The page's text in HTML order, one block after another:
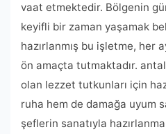
vaat etmektedir. Bölgenin
keyifli bir zaman yaşamak
hazırlanmış bu işletme, her
ön amaçta tutmaktadır.
olan lezzet tutkunları için
ruha hem de damağa uyum
şeflerin sanatıyla